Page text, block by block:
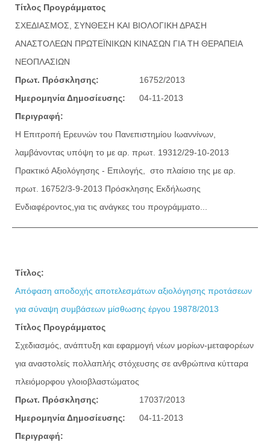
Τίτλος Προγράμματος
ΣΧΕΔΙΑΣΜΟΣ, ΣΥΝΘΕΣΗ ΚΑΙ ΒΙΟΛΟΓΙΚΗ ΔΡΑΣΗ
ΑΝΑΣΤΟΛΕΩΝ ΠΡΩΤΕΪΝΙΚΩΝ ΚΙΝΑΣΩΝ ΓΙΑ ΤΗ ΘΕΡΑΠΕΙΑ
ΝΕΟΠΛΑΣΙΩΝ
Πρωτ. Πρόσκλησης:
16752/2013
Ημερομηνία Δημοσίευσης:
04-11-2013
Περιγραφή:
Η Επιτροπή Ερευνών του Πανεπιστημίου Ιωαννίνων,
λαμβάνοντας υπόψη το με αρ. πρωτ. 19312/29-10-2013
Πρακτικό Αξιολόγησης - Επιλογής, στο πλαίσιο της με αρ.
πρωτ. 16752/3-9-2013 Πρόσκλησης Εκδήλωσης
Ενδιαφέροντος,για τις ανάγκες του προγράμματο...
Τίτλος:
Απόφαση αποδοχής αποτελεσμάτων αξιολόγησης προτάσεων
για σύναψη συμβάσεων μίσθωσης έργου 19878/2013
Τίτλος Προγράμματος
Σχεδιασμός, ανάπτυξη και εφαρμογή νέων μορίων-μεταφορέων
για αναστολείς πολλαπλής στόχευσης σε ανθρώπινα κύτταρα
πλειόμορφου γλοιοβλαστώματος
Πρωτ. Πρόσκλησης:
17037/2013
Ημερομηνία Δημοσίευσης:
04-11-2013
Περιγραφή: